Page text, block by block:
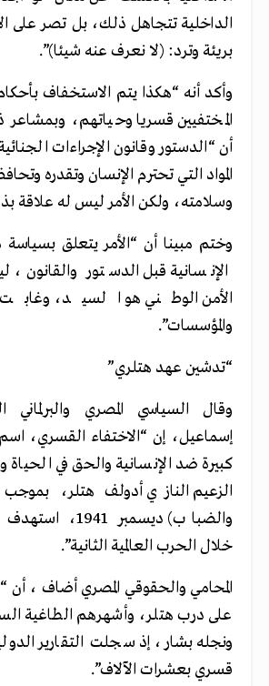
الداخلية تتجاهل ذلك، بل تصر على
بريئة وترد: (لا نعرف عنه شيئا)”.
وأكد أنه “هكذا يتم الاستخفاف
المختفيين قسريا وحياتهم،
أن “الدستور وقانون الإجراءات
المواد التي تحترم الإنسان وتقدره
وسلامته، ولكن الأمر ليس له علاقة
وختم مبينا أن “الأمر يتعلق
الإنسانية قبل الدستور
الأمن الوطني هو السيد،
والمؤسسات”.
“تدشين عهد هتلري”
وقال السياسي المصري
إسماعيل، إن “الاختفاء القسري،
كبيرة ضد الإنسانية والحق في الحياة
الزعيم النازي أدولف هتلر،
والضباب) ديسمبر
خلال الحرب العالمية الثانية”.
المحامي والحقوقي المصري أضاف ، أن
على درب هتلر، وأشهرهم الطاغية
ونجله بشار، إذ سجلت التقارير
قسري بعشرات الآلاف”.